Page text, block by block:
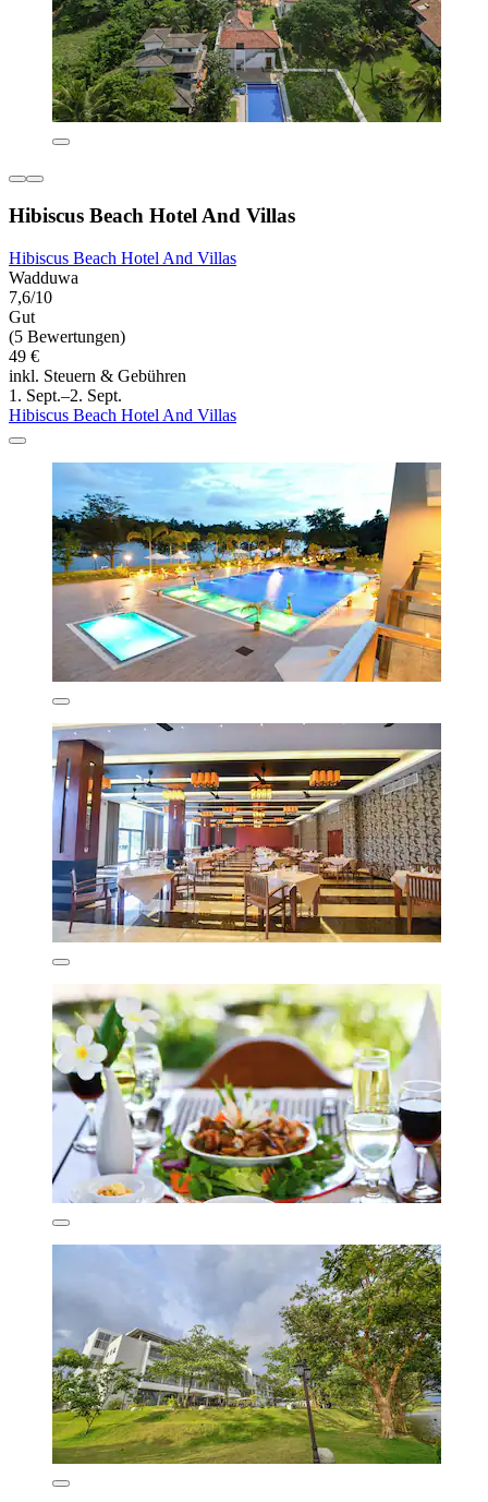
Hibiscus Beach Hotel And Villas
Hibiscus Beach Hotel And Villas
Wadduwa
7,6/10
Gut
(5 Bewertungen)
49 €
inkl. Steuern & Gebühren
1. Sept.–2. Sept.
Hibiscus Beach Hotel And Villas